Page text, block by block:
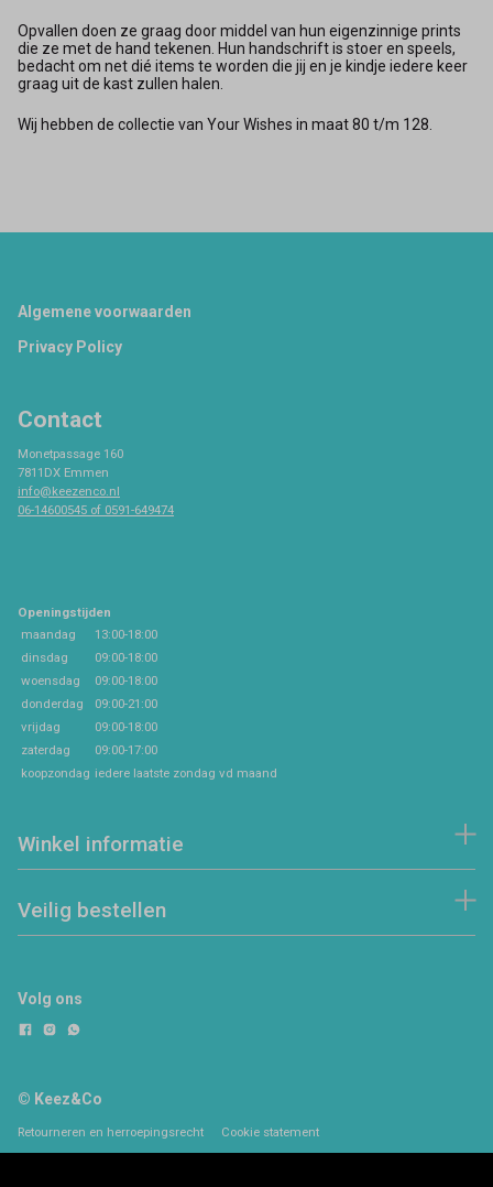
Opvallen doen ze graag door middel van hun eigenzinnige prints
die ze met de hand tekenen. Hun handschrift is stoer en speels,
bedacht om net dié items te worden die jij en je kindje iedere keer
graag uit de kast zullen halen.
Wij hebben de collectie van Your Wishes in maat 80 t/m 128.
Footer
Algemene voorwaarden
Privacy Policy
Contact
Monetpassage 160
7811DX Emmen
info@keezenco.nl
06-14600545 of 0591-649474
Openingstijden
maandag
13:00-18:00
dinsdag
09:00-18:00
woensdag
09:00-18:00
donderdag
09:00-21:00
vrijdag
09:00-18:00
zaterdag
09:00-17:00
koopzondag iedere laatste zondag vd maand
Winkel informatie
Veilig bestellen
Volg ons
© Keez&Co
Retourneren en herroepingsrecht Cookie statement